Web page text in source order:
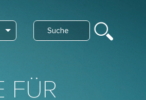
List additional actions
Search
FÜR